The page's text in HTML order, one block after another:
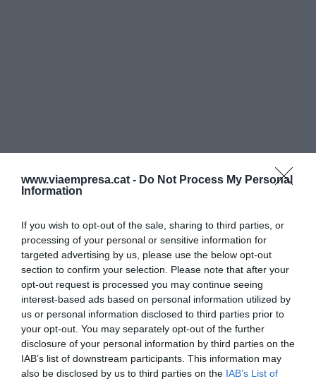
www.viaempresa.cat - Do Not Process My Personal
Information
If you wish to opt-out of the sale, sharing to third parties, or
processing of your personal or sensitive information for
targeted advertising by us, please use the below opt-out
section to confirm your selection. Please note that after your
opt-out request is processed you may continue seeing
interest-based ads based on personal information utilized by
us or personal information disclosed to third parties prior to
your opt-out. You may separately opt-out of the further
disclosure of your personal information by third parties on the
IAB’s list of downstream participants. This information may
also be disclosed by us to third parties on the IAB’s List of